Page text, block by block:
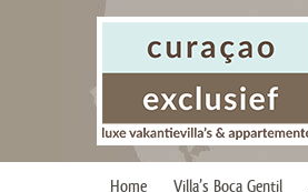
Home Villa’s Boca Gentil